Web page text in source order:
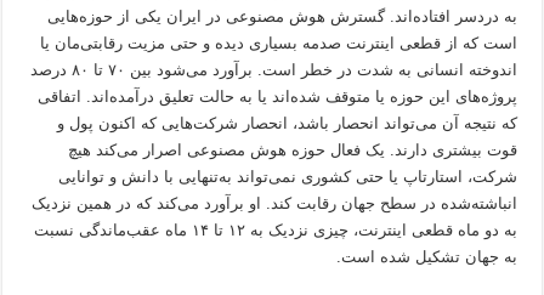
به دردسر افتاده‌اند. گسترش هوش مصنوعی در ایران یکی از حوزه‌هایی
است که از قطعی اینترنت صدمه بسیاری دیده و حتی مزیت رقابتی‌مان یا
اندوخته انسانی به شدت در خطر است. برآورد می‌شود بین ۷۰ تا ۸۰ درصد
پروژه‌های این حوزه یا متوقف شده‌اند یا به حالت تعلیق درآمده‌اند. اتفاقی
که نتیجه آن می‌تواند انحصار باشد، انحصار شرکت‌هایی که اکنون پول و
قوت بیشتری دارند. یک فعال حوزه هوش مصنوعی اصرار می‌کند هیچ
شرکت، استارتاپ یا حتی کشوری نمی‌تواند به‌تنهایی با دانش و توانایی
انباشته‌شده در سطح جهان رقابت کند. او برآورد می‌کند که در همین نزدیک
به دو ماه قطعی اینترنت، چیزی نزدیک به ۱۲ تا ۱۴ ماه عقب‌ماندگی نسبت
به جهان تشکیل شده است.